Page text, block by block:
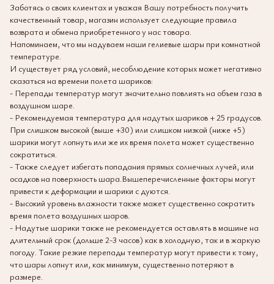
Заботясь о своих клиентах и уважая Вашу потребность получить
качественный товар, магазин использует следующие правила
возврата и обмена приобретенного у нас товара.
Напоминаем, что мы надуваем наши гелиевые шары при комнатной
температуре.
И существует ряд условий, несоблюдение которых может негативно
сказаться на времени полета шариков:
- Перепады температур могут значительно повлиять на объем газа в
воздушном шаре.
- Рекомендуемая температура для надутых шариков + 25 градусов.
При слишком высокой (выше +30) или слишком низкой (ниже +5)
шарики могут лопнуть или же их время полета может существенно
сократиться.
- Также следует избегать попадания прямых солнечных лучей, или
осадков на поверхность шара.Вышеперечисленные факторы могут
привести к деформации и шарики с дуются.
- Высокий уровень влажности также может существенно сократить
время полета воздушных шаров.
- Надутые шарики также не рекомендуется оставлять в машине на
длительный срок (дольше 2-3 часов) как в холодную, так и в жаркую
погоду. Такие резкие перепады температур могут привести к тому,
что шары лопнут или, как минимум, существенно потеряют в
размере.